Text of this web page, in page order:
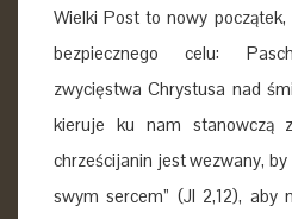
Wielki Post to nowy
bezpiecznego celu:
zwycięstwa Chrystusa nad
kieruje ku nam stanowczą
chrześcijanin jest wezwany, by
swym sercem” (Jl 2,12), aby